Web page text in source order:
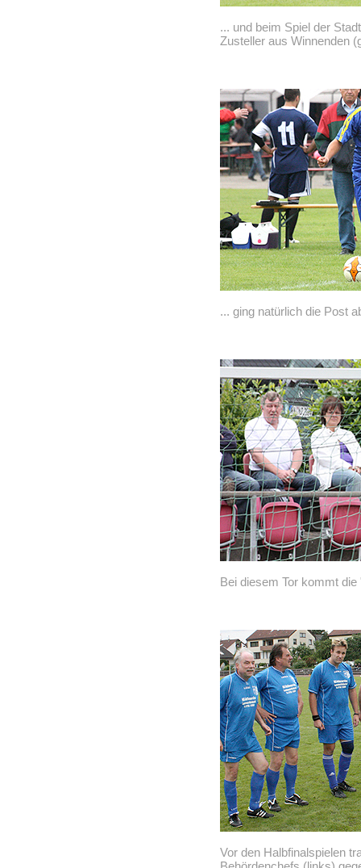
... und beim Spiel der
Zusteller aus Winnenden
... ging natürlich die Post
Bei diesem Tor kommt
Vor den Halbfinalspielen